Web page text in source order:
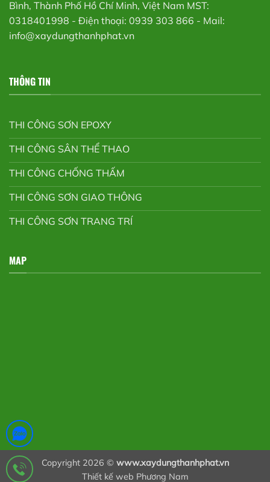
Bình, Thành Phố Hồ Chí Minh, Việt Nam MST:
0318401998 - Điện thoại: 0939 303 866 - Mail:
info@xaydungthanhphat.vn
THÔNG TIN
THI CÔNG SƠN EPOXY
THI CÔNG SÂN THỂ THAO
THI CÔNG CHỐNG THẤM
THI CÔNG SƠN GIAO THÔNG
THI CÔNG SƠN TRANG TRÍ
MAP
Copyright 2026 © www.xaydungthanhphat.vn
Thiết kế web Phương Nam